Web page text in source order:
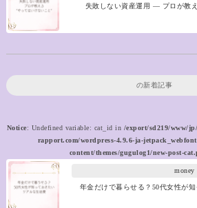
失敗しない資産運用 ― プロが教
の新着記事
Notice: Undefined variable: cat_id in /export/sd219/www/
rapport.com/wordpress-4.9.6-ja-
content/themes/gugulog1/new-post-
money
年金だけで暮らせる？50代女性が